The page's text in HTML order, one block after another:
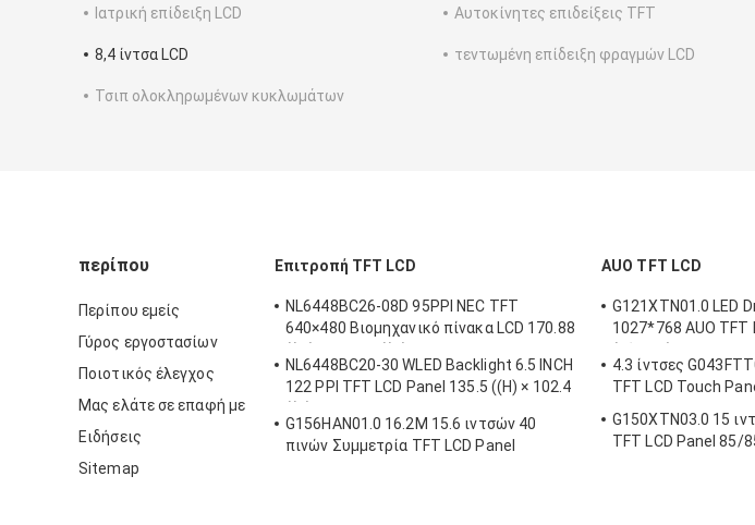
Ιατρική επίδειξη LCD Αυτοκίνητες επιδείξεις TFT
8,4 ίντσα LCD τεντωμένη επίδειξη φραγμών LCD
Τσιπ ολοκληρωμένων κυκλωμάτων
περίπου
Περίπου εμείς
Γύρος εργοστασίων
Ποιοτικός έλεγχος
Μας ελάτε σε επαφή με
Ειδήσεις
Sitemap
Επιτροπή TFT LCD
NL6448BC26-08D 95PPI NEC TFT
640×480 Βιομηχανικό πίνακα LCD 170.88
NL6448BC20-30 WLED Backlight 6.5 INCH
122 PPI TFT LCD Panel 135.5 ((H) × 102.4
G156HAN01.0 16.2M 15.6 ιντσών 40
πινών Συμμετρία TFT LCD Panel
AUO TFT LCD
G121XTN01.0 LED
1027*768 AUO TFT
4.3 ίντσες
TFT LCD Touch
G150XTN03.0 15
TFT LCD Panel 85/